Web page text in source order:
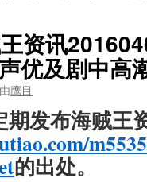
王资讯
优及剧中高
由鹰目
发布海贼王
的出处。